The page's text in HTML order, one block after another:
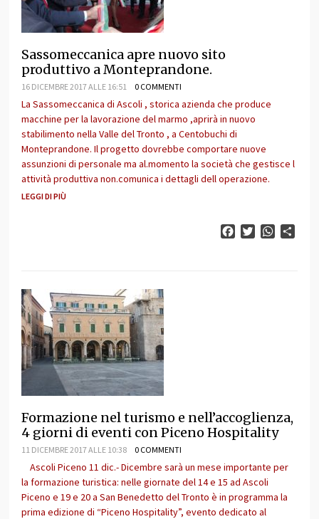
Sassomeccanica apre nuovo sito
produttivo a Monteprandone.
16 DICEMBRE 2017 ALLE 16:51 0 COMMENTI
La Sassomeccanica di Ascoli , storica azienda che produce
macchine per la lavorazione del marmo ,aprirà in nuovo
stabilimento nella Valle del Tronto , a Centobuchi di
Monteprandone. Il progetto dovrebbe comportare nuove
assunzioni di personale ma al.momento la società che gestisce l
attività produttiva non.comunica i dettagli dell operazione.
LEGGI DI PIÙ
FacebookTwitter
Formazione nel turismo e nell’accoglienza,
4 giorni di eventi con Piceno Hospitality
11 DICEMBRE 2017 ALLE 10:38 0 COMMENTI
Ascoli Piceno 11 dic.- Dicembre sarà un mese importante per
la formazione turistica: nelle giornate del 14 e 15 ad Ascoli
Piceno e 19 e 20 a San Benedetto del Tronto è in programma la
prima edizione di “Piceno Hospitality”, evento dedicato al